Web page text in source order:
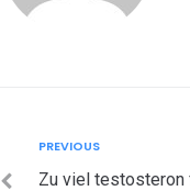
navigation
Previous
PREVIOUS
Zu viel testosteron